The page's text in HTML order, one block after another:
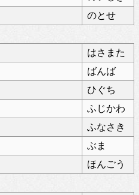
のとせ
はさまた
ばんば
ひぐち
ふじかわ
ふなさき
ぶま
ほんごう